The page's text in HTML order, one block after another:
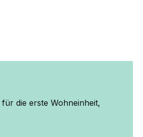
für die erste Wohneinheit,